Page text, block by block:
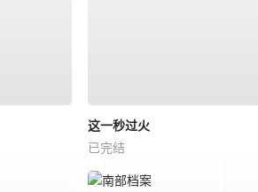
这一秒过火
已完结